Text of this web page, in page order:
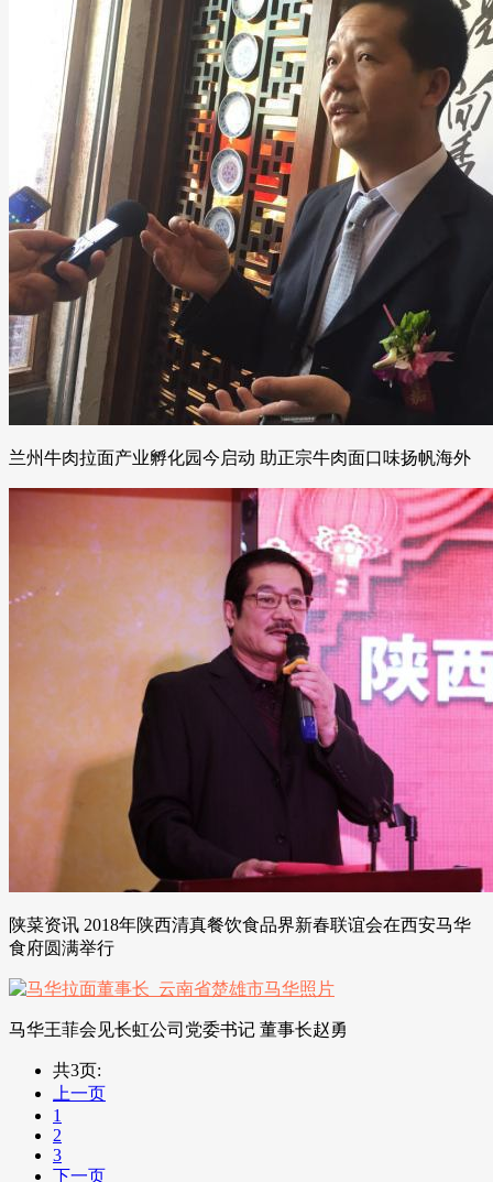
兰州牛肉拉面产业孵化园今启动 助正宗牛肉面口味扬帆海外
陕菜资讯 2018年陕西清真餐饮食品界新春联谊会在西安马华
食府圆满举行
马华王菲会见长虹公司党委书记 董事长赵勇
共3页:
上一页
1
2
3
下一页